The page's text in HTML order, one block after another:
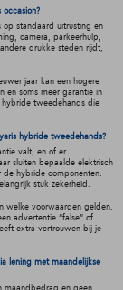
standaard uitrusting en
camera, parkeerhulp,
drukke steden rijdt,
jaar kan een hogere
en soms meer garantie in
hybride tweedehands die
hybride tweedehands?
valt, en of er
sluiten bepaalde elektrisch
hybride componenten.
stuk zekerheid.
welke voorwaarden gelden.
advertentie “false” of
extra vertrouwen bij je
lening met maandelijkse
maandbedrag en geen